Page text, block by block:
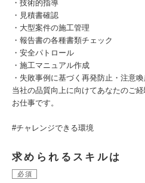
・技術的指導
・見積書確認
・大型案件の施工管理
・報告書の各種書類チェック
・安全パトロール
・施工マニュアル作成
・失敗事例に基づく再発防止・注意
当社の品質向上に向けてあなたのご
お仕事です。
#チャレンジできる環境
求められるスキルは
必須